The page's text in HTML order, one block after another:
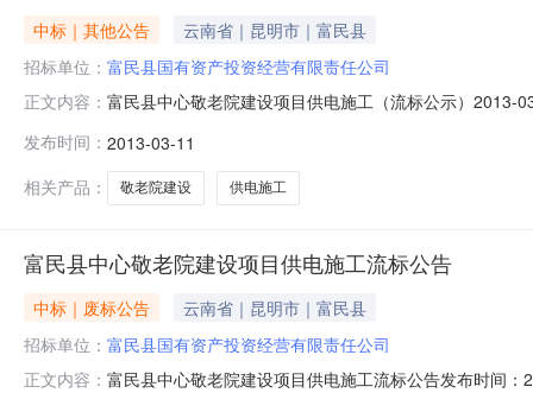
中标｜其他公告
云南省｜昆明市｜富民县
招标单位： 富民县国有资产投资经营有限责任公司
正文内容： 富民县中心敬老院建设项目供电施工（流标公示）2013-
有限公司开标时间2013年3月8日开标地点富民县公共资
公司
发布时间： 2013-03-11
相关产品：
敬老院建设 供电施工
富民县中心敬老院建设项目供电施工流标公告
中标｜废标公告
云南省｜昆明市｜富民县
招标单位： 富民县国有资产投资经营有限责任公司
正文内容： 富民县中心敬老院建设项目供电施工流标公告发布时间